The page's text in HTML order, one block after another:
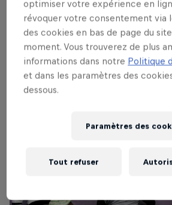
More Remixes (2023). Leur
initié avec Get The Message, a
changement de taille. Pour la
Kokoroko a son propre studio. «
endroit où aller tous les jours
musique a complètement changé
beaucoup plus facile d’être
optimiser votre expérience en
révoquer votre consentement via
des cookies en bas de page du
moment. Vous trouverez de plus
informations dans notre Politique
et dans les paramètres des
dessous.
Paramètres des
Tout refuser